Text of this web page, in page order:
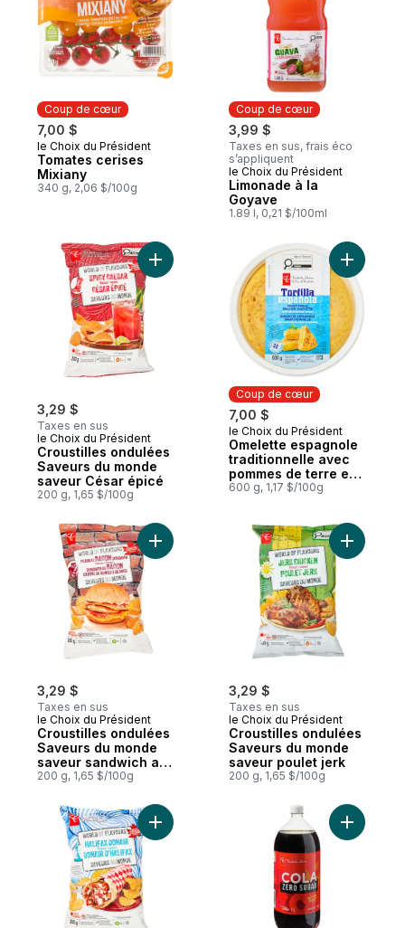
Coup de cœur
7,00 $
Coup de cœur
le Choix du Président
Tomates cerises
Mixiany
340 g, 2,06 $/100g
Coup de cœur
3,99 $
Taxes en sus, frais éco
s’appliquent
Coup de cœur
le Choix du Président
Limonade à la
Goyave
1.89 l, 0,21 $/100ml
3,29 $
Taxes en sus
le Choix du Président
Croustilles ondulées
Saveurs du monde
saveur César épicé
200 g, 1,65 $/100g
Coup de cœur
7,00 $
Coup de cœur
le Choix du Président
Omelette espagnole
traditionnelle avec
pommes de terre et
oignons
600 g, 1,17 $/100g
Ajouter
3,29 $
Taxes en sus
le Choix du Président
Croustilles ondulées
Saveurs du monde
saveur sandwich au
bacon enrobé de
200 g, 1,65 $/100g
Ajouter Croustilles ondulées Saveurs du
3,29 $
Taxes en sus
le Choix du Président
Croustilles ondulées
Saveurs du monde
saveur poulet jerk
200 g, 1,65 $/100g
Ajouter
Ajouter